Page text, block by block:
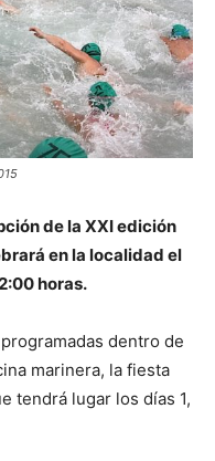
de la XXI edición
en la localidad el
horas.
dentro de
marinera, la fiesta
tendrá lugar los días 1,